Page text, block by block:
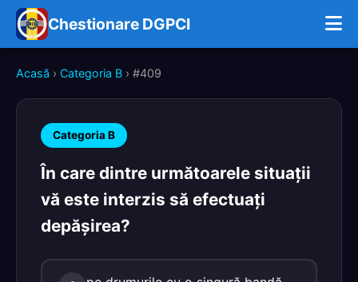
Chestionare DGPCI
Acasă › Categoria B › #409
Categoria B
În care dintre următoarele situaţii
vă este interzis să efectuaţi
depăşirea?